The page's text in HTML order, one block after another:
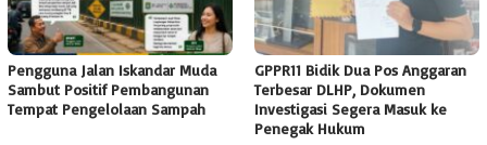
Pengguna Jalan Iskandar Muda
Sambut Positif Pembangunan
Tempat Pengelolaan Sampah
GPPR11 Bidik Dua Pos Anggaran
Terbesar DLHP, Dokumen
Investigasi Segera Masuk ke
Penegak Hukum